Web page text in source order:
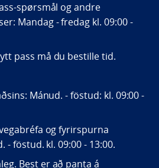
spørsmål og andre
Mandag - fredag kl. 09:00 -
pass må du bestille tid.
Mánud. - föstud: kl. 09:00 -
og fyrirspurna
- föstud. kl. 09:00 - 13:00.
Best er að panta á